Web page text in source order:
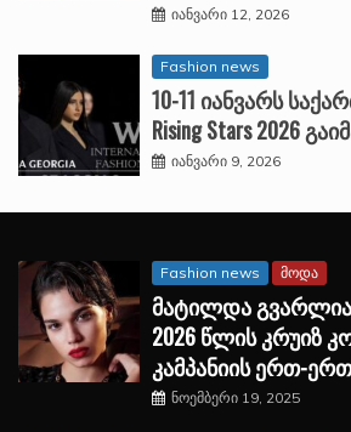
იანვარი 12, 2026
Fashion news
10-11 იანვარს
Rising Stars 2026
იანვარი 9, 2026
Fashion news მოდა
მატილდა
2026 წლის კრუიზ
კამპანიის ერთ-
ნოემბერი 19, 2025